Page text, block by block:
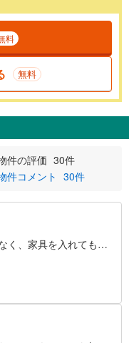
料
無料
件の評価 30件
件コメント 30件
く、家具を入れても部